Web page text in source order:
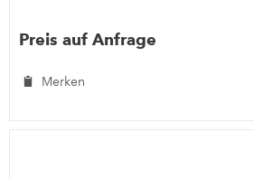
Preis auf Anfrage
Merken